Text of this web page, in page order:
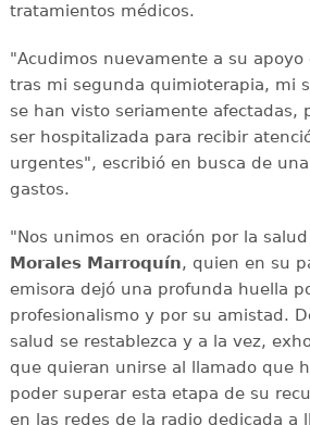
tratamientos médicos.
"Acudimos nuevamente a su apoyo
tras mi segunda quimioterapia, mi
se han visto seriamente afectadas,
ser hospitalizada para recibir
urgentes", escribió en busca de
gastos.
"Nos unimos en oración por la
Morales Marroquín, quien en su
emisora dejó una profunda huella
profesionalismo y por su amistad.
salud se restablezca y a la vez,
que quieran unirse al llamado que
poder superar esta etapa de su
en las redes de la radio dedicada a